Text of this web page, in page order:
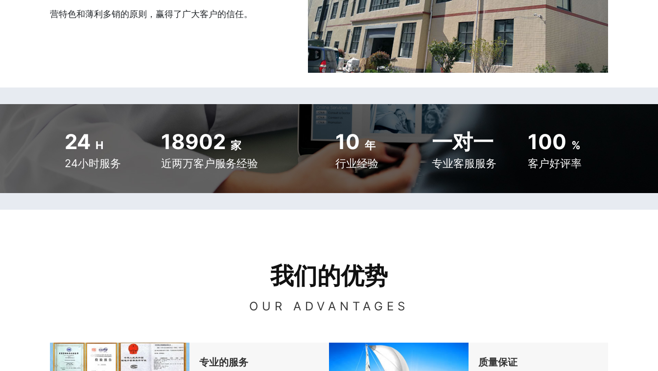
营特色和薄利多销的原则，赢得了广大客户的信任。
24 H
24小时服务
18902 家
近两万客户服务经验
10 年
行业经验
一对一
专业客服服务
100 %
客户好评率
我们的优势
OUR ADVANTAGES
专业的服务 质量保证